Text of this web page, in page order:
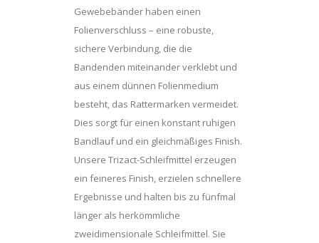
Gewebebänder haben einen
Folienverschluss – eine robuste,
sichere Verbindung, die die
Bandenden miteinander verklebt und
aus einem dünnen Folienmedium
besteht, das Rattermarken vermeidet.
Dies sorgt für einen konstant ruhigen
Bandlauf und ein gleichmäßiges Finish.
Unsere Trizact-Schleifmittel erzeugen
ein feineres Finish, erzielen schnellere
Ergebnisse und halten bis zu fünfmal
länger als herkömmliche
zweidimensionale Schleifmittel. Sie